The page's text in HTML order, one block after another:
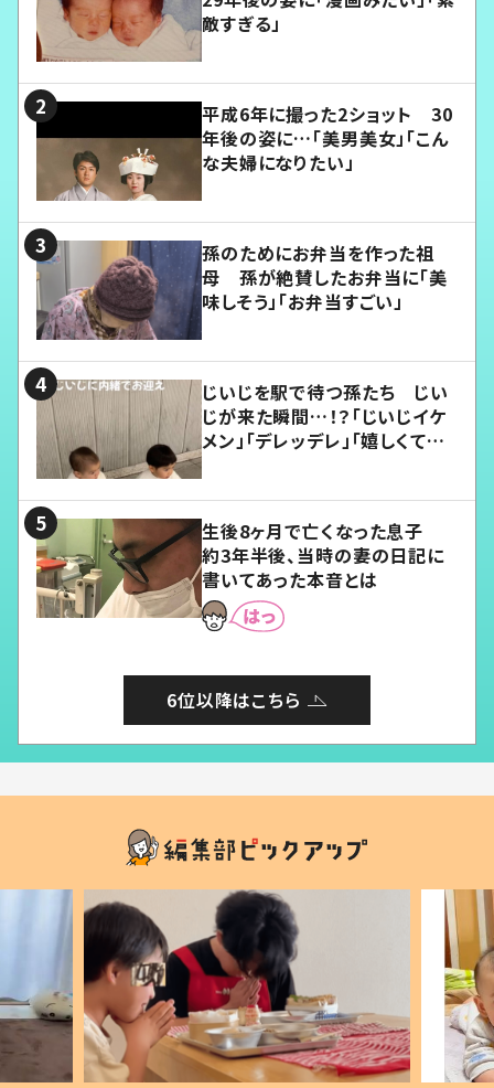
敵すぎる」
平成6年に撮った2ショット 30
年後の姿に…「美男美女」「こん
な夫婦になりたい」
孫のためにお弁当を作った祖
母 孫が絶賛したお弁当に「美
味しそう」「お弁当すごい」
じいじを駅で待つ孫たち じい
じが来た瞬間…！？「じいじイケ
メン」「デレッデレ」「嬉しくて可
生後8ヶ月で亡くなった息子
約3年半後、当時の妻の日記に
書いてあった本音とは
6位以降はこちら